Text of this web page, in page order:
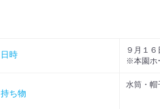
日時
９月１
※本園ホ
持ち物
水筒・帽